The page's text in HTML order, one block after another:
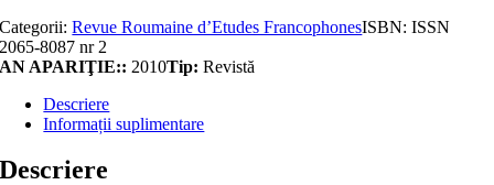
Categorii:Revue Roumaine d’Etudes FrancophonesISBN:ISSN
2065-8087 nr 2
AN APARIŢIE:: 2010Tip: Revistă
Descriere
Informații suplimentare
Descriere